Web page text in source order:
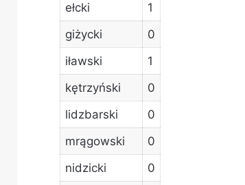
ełcki
1
giżycki
0
iławski
1
kętrzyński
0
lidzbarski
0
mrągowski
0
nidzicki
0